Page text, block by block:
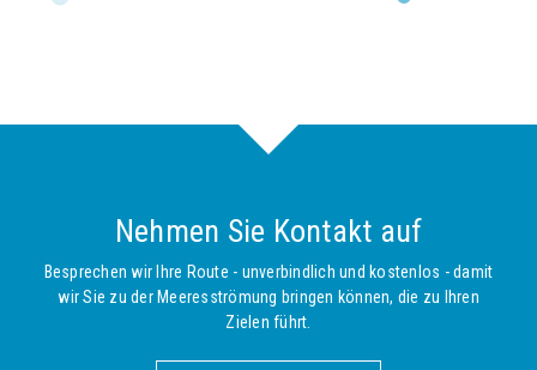
Nehmen Sie Kontakt auf
Besprechen wir Ihre Route - unverbindlich und kostenlos - damit
wir Sie zu der Meeresströmung bringen können, die zu Ihren
Zielen führt.